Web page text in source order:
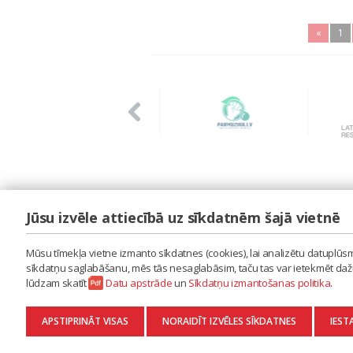
« 1
LAIPA
ES RADU MŪZIKU
AKTUALITĀTES
KONTAKTI
SĪKDATŅU IZMANTOŠANAS POLITIKA
DATU APSTRĀDE
Jūsu izvēle attiecībā uz sīkdatnēm šajā vietnē
Mūsu tīmekļa vietne izmanto sīkdatnes (cookies), lai analizētu
sīkdatņu saglabāšanu, mēs tās nesaglabāsim, taču tas var ietekmēt
lūdzam skatīt
Datu apstrādeun Sīkdatņu izmantošanas politika.
APSTIPRINĀT VISAS NORAIDĪT IZVĒLES SĪKDATNES